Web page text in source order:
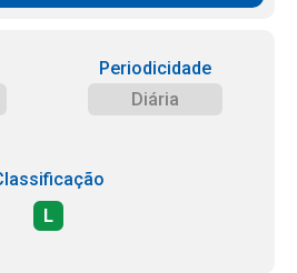
Periodicidade
Diária
L